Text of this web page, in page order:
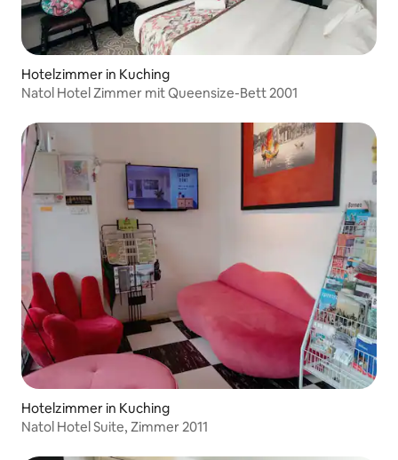
Hotelzimmer in Kuching
Natol Hotel Zimmer mit Queensize-Bett 2001
Hotelzimmer in Kuching
Natol Hotel Suite, Zimmer 2011